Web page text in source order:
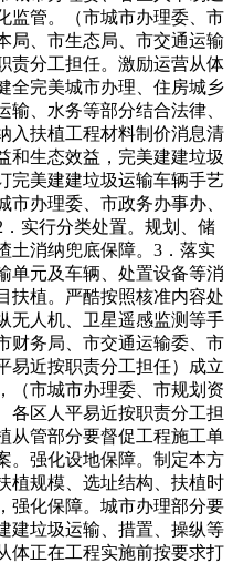
监管。（市城市办理委、市
局、市生态局、市交通运输
责分工担任。激励运营从体
全完美城市办理、住房城乡
、水务等部分结合法律、
入扶植工程材料制价消息清
和生态效益，完美建建垃圾
完美建建垃圾运输车辆手艺
办理委、市政务办事办、
实行分类处置。规划、储
土消纳兜底保障。3．落实
单元及车辆、处置设备等消
扶植。严酷按照核准内容处
无人机、卫星遥感监测等手
财务局、市交通运输委、市
易近按职责分工担任）成立
（市城市办理委、市规划资
各区人平易近按职责分工担
从管部分要督促工程施工单
。强化设地保障。制定本方
植规模、选址结构、扶植时
强化保障。城市办理部分要
建垃圾运输、措置、操纵等
体正在工程实施前按要求打